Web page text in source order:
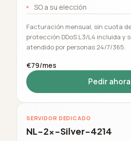
SO a su elección
Facturación mensual, sin cuota
protección DDoS L3/L4 incluida y
atendido por personas 24/7/365.
€79/mes
Pedir ahora
SERVIDOR DEDICADO
NL-2x-Silver-4214